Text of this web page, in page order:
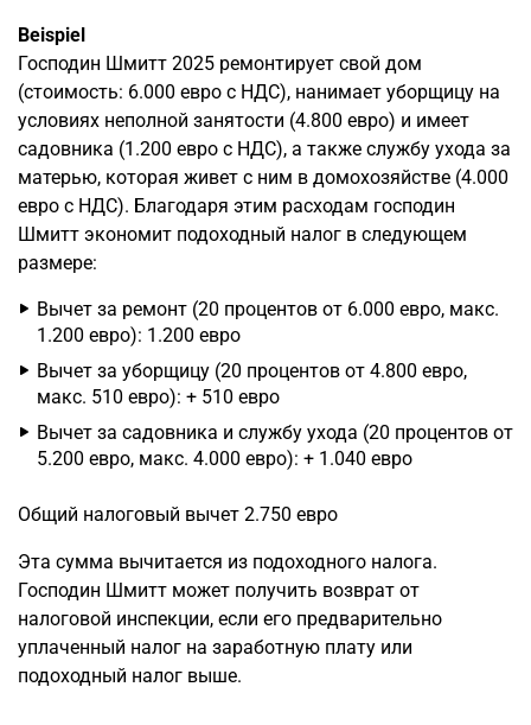
Beispiel
Господин Шмитт 2025 ремонтирует свой дом
(стоимость: 6.000 евро с НДС), нанимает уборщицу на
условиях неполной занятости (4.800 евро) и имеет
садовника (1.200 евро с НДС), а также службу ухода за
матерью, которая живет с ним в домохозяйстве (4.000
евро с НДС). Благодаря этим расходам господин
Шмитт экономит подоходный налог в следующем
размере:
Вычет за ремонт (20 процентов от 6.000 евро, макс.
1.200 евро): 1.200 евро
Вычет за уборщицу (20 процентов от 4.800 евро,
макс. 510 евро): + 510 евро
Вычет за садовника и службу ухода (20 процентов от
5.200 евро, макс. 4.000 евро): + 1.040 евро
Общий налоговый вычет 2.750 евро
Эта сумма вычитается из подоходного налога.
Господин Шмитт может получить возврат от
налоговой инспекции, если его предварительно
уплаченный налог на заработную плату или
подоходный налог выше.